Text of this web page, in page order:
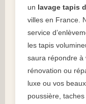
un lavage tapis
villes en France.
service
les tapis
saura répondre à
rénovation ou
luxe ou vos
poussière,